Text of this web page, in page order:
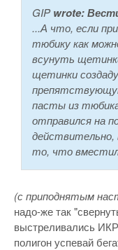
GIPwrote:
...А что, если
тюбику как
всунуть
щетинки
пасты из
отправился на
действительно,
то, что
(с приподнятым
надо-же так
выстреливались
полигон успевай